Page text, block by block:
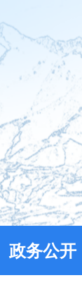
政务公开